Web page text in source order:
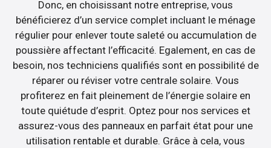
Donc, en choisissant notre entreprise, vous
bénéficierez d’un service complet incluant le ménage
régulier pour enlever toute saleté ou accumulation de
poussière affectant l’efficacité. Egalement, en cas de
besoin, nos techniciens qualifiés sont en possibilité de
réparer ou réviser votre centrale solaire. Vous
profiterez en fait pleinement de l’énergie solaire en
toute quiétude d’esprit. Optez pour nos services et
assurez-vous des panneaux en parfait état pour une
utilisation rentable et durable. Grâce à cela, vous